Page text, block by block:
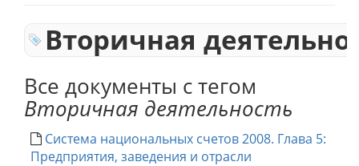
Вторичная
Все документы с тегом
Вторичная деятельность
Система национальных счетов 2008. Глава 5:
Предприятия, заведения и отрасли